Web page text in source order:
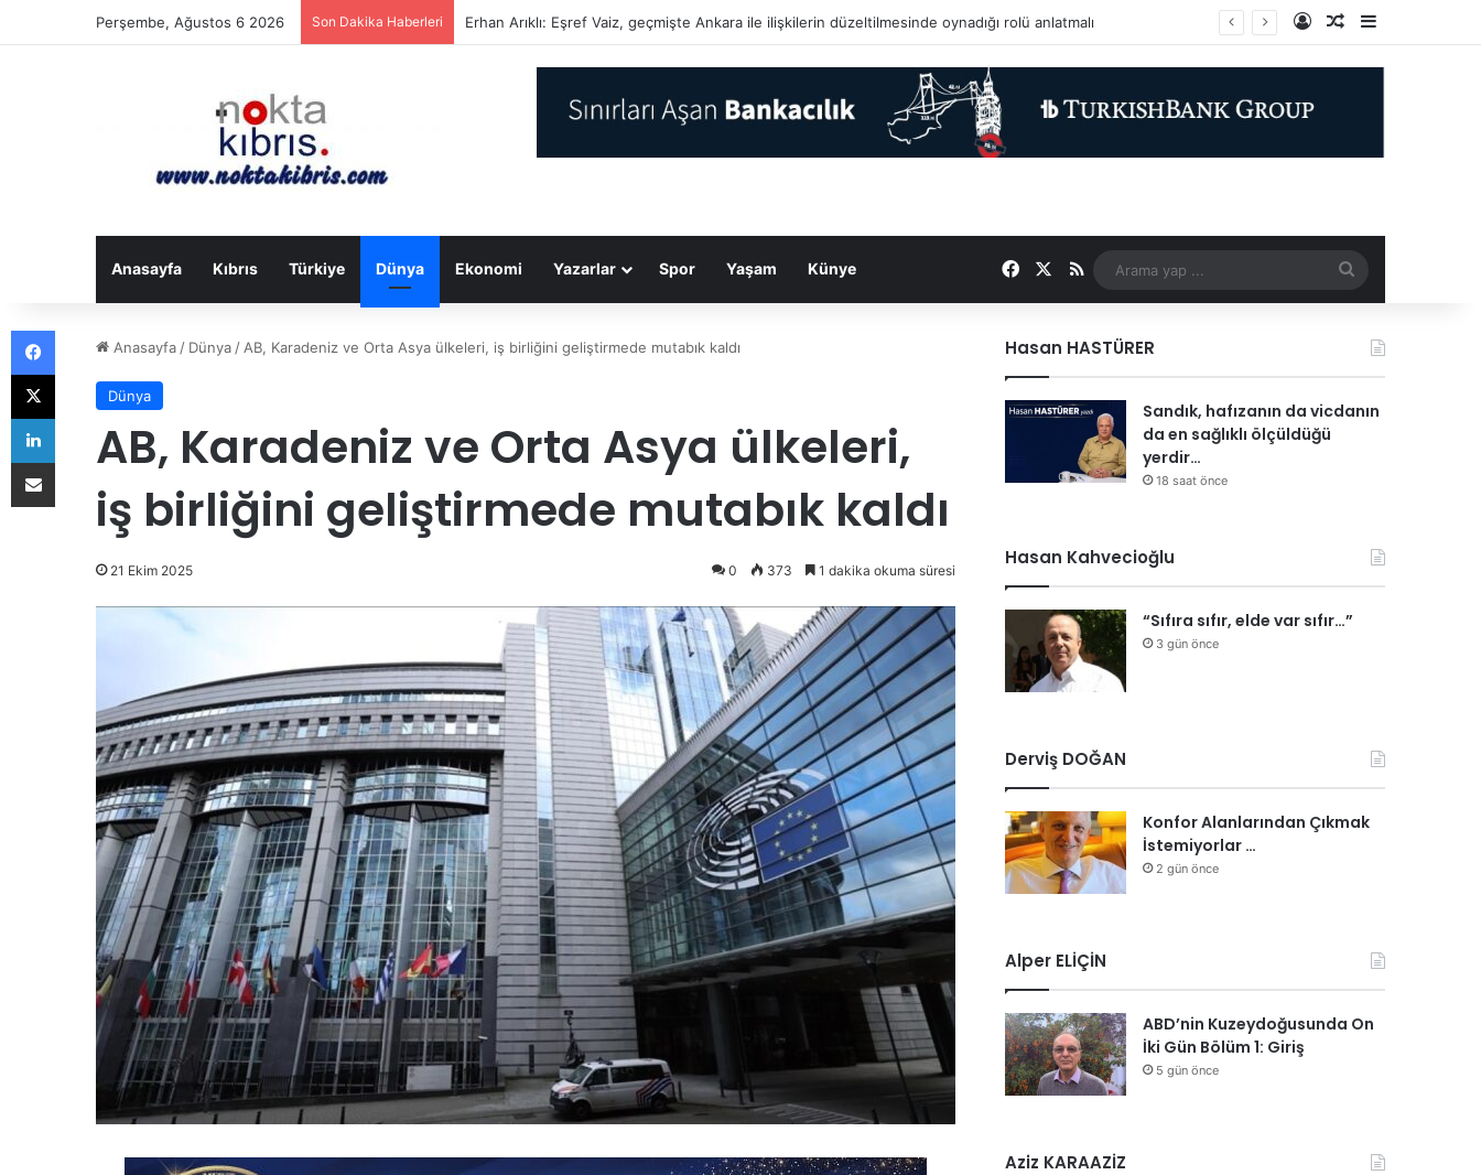
Perşembe, Ağustos 6 2026 Son Dakika Haberleri Güney Kıbrıs’ta bu yıl araştırılan narkotik davaları 718’e ulaştı… Kayıt OlRastgele Makale
Anasayfa Kıbrıs Türkiye Dünya Ekonomi Yazarlar Spor Yaşam Künye FacebookRSS
yap
Anasayfa / Dünya / AB, Karadeniz ve Orta Asya ülkeleri, iş birliğini geliştirmede mutabık kaldı
Dünya
AB, Karadeniz ve Orta Asya ülkeleri,
iş birliğini geliştirmede mutabık kaldı
21 Ekim 2025 0 373 1 dakika okuma süresi
Hasan HASTÜRER
Sandık, hafızanın da vicdanın
da en sağlıklı ölçüldüğü
yerdir…
18 saat önce
Hasan Kahvecioğlu
“Sıfıra sıfır, elde var sıfır…”
3 gün önce
Derviş DOĞAN
Konfor Alanlarından Çıkmak
İstemiyorlar …
2 gün önce
Alper ELİÇİN
ABD’nin Kuzeydoğusunda On
İki Gün Bölüm 1: Giriş
5 gün önce
Aziz KARAAZİZ
E-Posta ile paylaş